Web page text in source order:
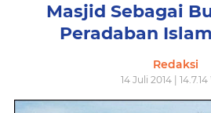
Masjid Sebagai
Peradaban
Redaksi
14 Juli 2014 |